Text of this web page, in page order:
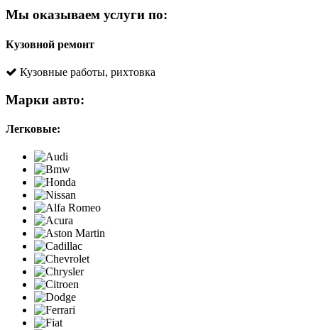
Мы оказываем услуги по:
Кузовной ремонт
Кузовные работы, рихтовка
Марки авто:
Легковые: